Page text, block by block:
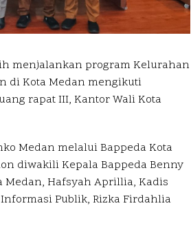
menjalankan program Kelurahan
di Kota Medan mengikuti
rapat III, Kantor Wali Kota
Medan melalui Bappeda Kota
diwakili Kepala Bappeda Benny
Medan, Hafsyah Aprillia, Kadis
Publik, Rizka Firdahlia